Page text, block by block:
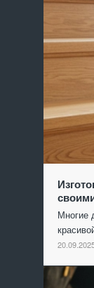
Многие